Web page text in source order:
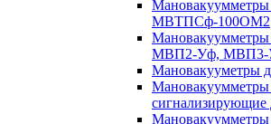
Мановакуумметры
МВТПСф-100ОМ2
Мановакуумметры
МВП2-Уф,
Мановакууметры
Мановакуумметры